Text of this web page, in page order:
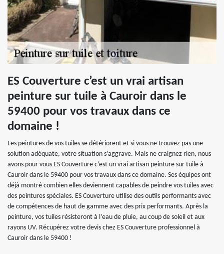
ES Couverture c’est un vrai artisan
peinture sur tuile à Cauroir dans le
59400 pour vos travaux dans ce
domaine !
Les peintures de vos tuiles se détériorent et si vous ne trouvez pas une
solution adéquate, votre situation s’aggrave. Mais ne craignez rien, nous
avons pour vous ES Couverture c’est un vrai artisan peinture sur tuile à
Cauroir dans le 59400 pour vos travaux dans ce domaine. Ses équipes ont
déjà montré combien elles deviennent capables de peindre vos tuiles avec
des peintures spéciales. ES Couverture utilise des outils performants avec
de compétences de haut de gamme avec des prix performants. Après la
peinture, vos tuiles résisteront à l’eau de pluie, au coup de soleil et aux
rayons UV. Récupérez votre devis chez ES Couverture professionnel à
Cauroir dans le 59400 !